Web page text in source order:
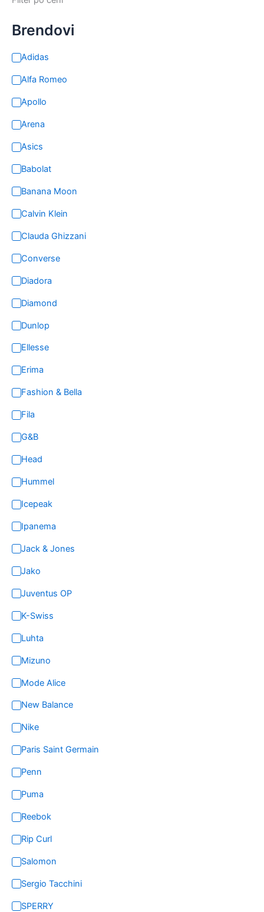
Brendovi
Adidas
Alfa Romeo
Apollo
Arena
Asics
Babolat
Banana Moon
Calvin Klein
Clauda Ghizzani
Converse
Diadora
Diamond
Dunlop
Ellesse
Erima
Fashion & Bella
Fila
G&B
Head
Hummel
Icepeak
Ipanema
Jack & Jones
Jako
Juventus OP
K-Swiss
Luhta
Mizuno
Mode Alice
New Balance
Nike
Paris Saint Germain
Penn
Puma
Reebok
Rip Curl
Salomon
Sergio Tacchini
SPERRY